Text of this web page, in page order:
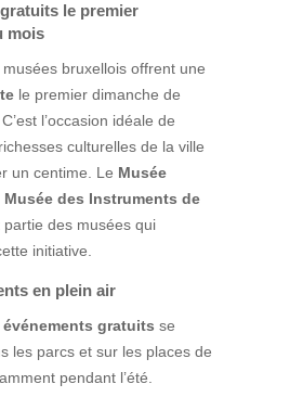
le premier
mois
bruxellois offrent une
le premier dimanche de
l’occasion idéale de
culturelles de la ville
un centime. Le Musée
Musée des Instruments de
des musées qui
initiative.
en plein air
événements gratuits se
les parcs et sur les places de
pendant l’été.